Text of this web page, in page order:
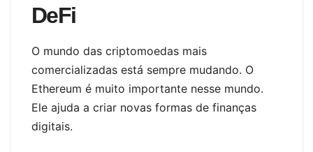
DeFi
O mundo das criptomoedas mais
comercializadas está sempre mudando. O
Ethereum é muito importante nesse mundo.
Ele ajuda a criar novas formas de finanças
digitais.